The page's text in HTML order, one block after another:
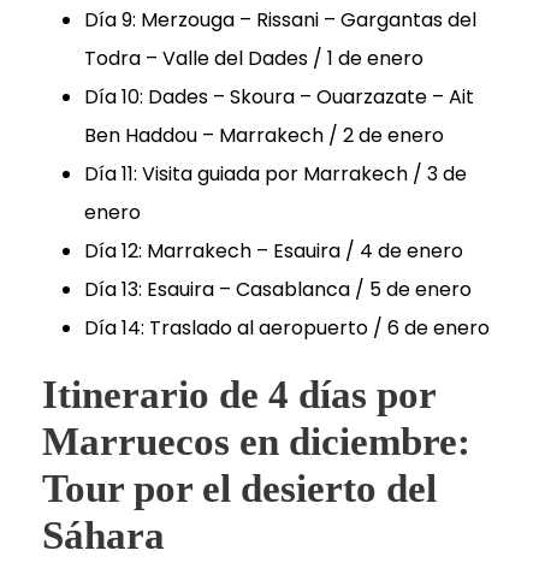
Día 9: Merzouga – Rissani – Gargantas del
Todra – Valle del Dades / 1 de enero
Día 10: Dades – Skoura – Ouarzazate – Ait
Ben Haddou – Marrakech / 2 de enero
Día 11: Visita guiada por Marrakech / 3 de
enero
Día 12: Marrakech – Esauira / 4 de enero
Día 13: Esauira – Casablanca / 5 de enero
Día 14: Traslado al aeropuerto / 6 de enero
Itinerario de 4 días por
Marruecos en diciembre:
Tour por el desierto del
Sáhara